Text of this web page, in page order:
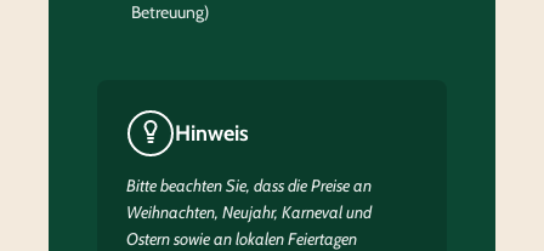
Betreuung)
Hinweis
Bitte beachten Sie, dass die Preise an
Weihnachten, Neujahr, Karneval und
Ostern sowie an lokalen Feiertagen